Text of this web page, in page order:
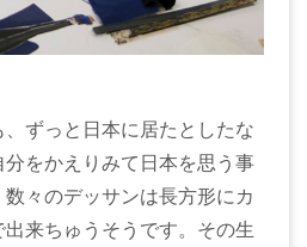
ずっと日本に居たとしたな
をかえりみて日本を思う事
々のデッサンは長方形にカ
来ちゅうそうです。その生